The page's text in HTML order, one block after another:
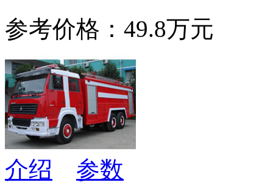
参考价格：49.8万元
介绍
参数